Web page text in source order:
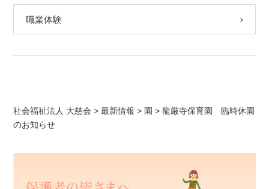
職業体験
社会福祉法人 大慈会 >最新情報 > 園 >龍厳寺保育園 臨時休園
のお知らせ